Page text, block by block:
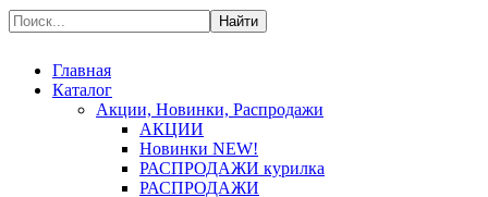
Найти
Главная
Каталог
Акции, Новинки, Распродажи
АКЦИИ
Новинки NEW!
РАСПРОДАЖИ курилка
РАСПРОДАЖИ